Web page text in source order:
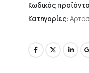
Κωδικός
Κατηγορίες: